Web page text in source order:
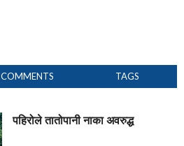
COMMENTS TAGS
पहिरोले तातोपानी नाका अवरुद्ध